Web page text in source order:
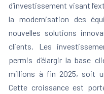
d’investissement visant
la modernisation des
nouvelles solutions
clients. Les
permis d’élargir la base
millions à fin 2025, soit
Cette croissance est